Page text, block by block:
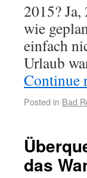
2015?
wie
einfach
Urlaub
Continue
Posted in Bad
das